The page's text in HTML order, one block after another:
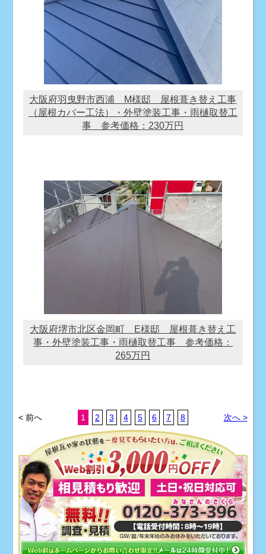
大阪府羽曳野市西浦 M様邸 屋根葺き替え工事
（屋根カバー工法）・外壁塗装工事・雨樋取替工
事 参考価格：230万円
大阪府堺市北区金岡町 E様邸 屋根葺き替え工
事・外壁塗装工事・雨樋取替工事 参考価格：
265万円
< 前へ 1 2 3 4 5 6 7 8 次へ >